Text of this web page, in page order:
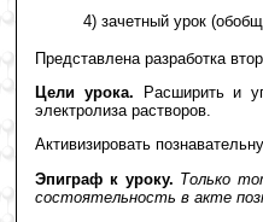
4) зачетный урок
Представлена разработка
Цели урока. Расширить и
электролиза растворов.
Активизировать
Эпиграф к уроку. Только
состоятельность в акте